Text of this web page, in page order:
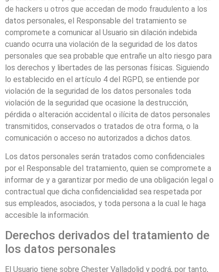
de hackers u otros que accedan de modo fraudulento a los
datos personales, el Responsable del tratamiento se
compromete a comunicar al Usuario sin dilación indebida
cuando ocurra una violación de la seguridad de los datos
personales que sea probable que entrañe un alto riesgo para
los derechos y libertades de las personas físicas. Siguiendo
lo establecido en el artículo 4 del RGPD, se entiende por
violación de la seguridad de los datos personales toda
violación de la seguridad que ocasione la destrucción,
pérdida o alteración accidental o ilícita de datos personales
transmitidos, conservados o tratados de otra forma, o la
comunicación o acceso no autorizados a dichos datos.
Los datos personales serán tratados como confidenciales
por el Responsable del tratamiento, quien se compromete a
informar de y a garantizar por medio de una obligación legal o
contractual que dicha confidencialidad sea respetada por
sus empleados, asociados, y toda persona a la cual le haga
accesible la información.
Derechos derivados del tratamiento de
los datos personales
El Usuario tiene sobre Chester Valladolid y podrá, por tanto,